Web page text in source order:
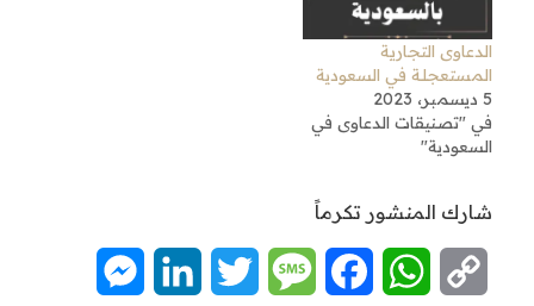
الدعاوى التجارية
المستعجلـة في السعودية
5 ديسمبر، 2023
في "تصنيقات الدعاوى في
السعودية"
شارك المنشور تكرماً
Copy
WhatsApp
Facebook
Message
Twitter
LinkedIn